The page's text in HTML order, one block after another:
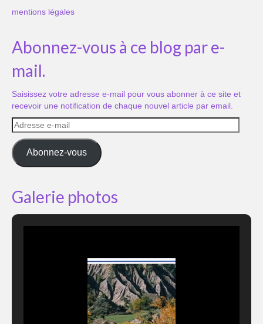
mentions légales
Abonnez-vous à ce blog par e-
mail.
Saisissez votre adresse e-mail pour vous abonner à ce site et
recevoir une notification de chaque nouvel article par email.
Adresse
e-
mail
Abonnez-vous
Galerie photos